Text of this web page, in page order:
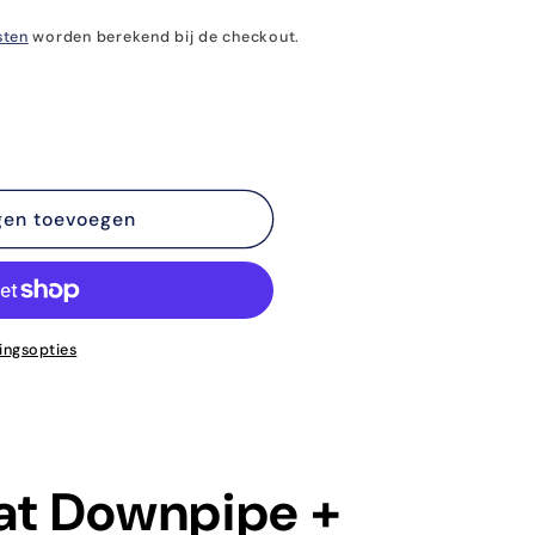
worden berekend bij de checkout.
toevoegen
Downpipe +